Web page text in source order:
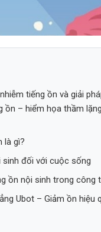
tiếng ồn và giải
ồn – hiểm họa thầm
là gì?
sinh đối với cuộc sống
ồn nội sinh trong công
Ubot – Giảm ồn hiệu